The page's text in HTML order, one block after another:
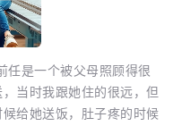
是一个被父母照顾得很
当时我跟她住的很远，但
给她送饭，肚子疼的时候